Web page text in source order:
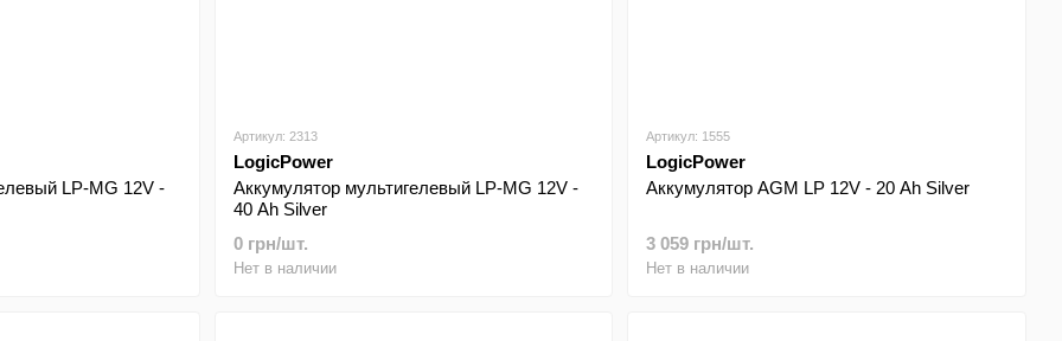
LP-MG 12V -
Артикул: 2313
LogicPower
Аккумулятор мультигелевый LP-MG 12V -
40 Ah Silver
0 грн/шт.
Нет в наличии
Артикул: 1555
LogicPower
Аккумулятор AGM LP 12V - 20 Ah Silver
3 059 грн/шт.
Нет в наличии